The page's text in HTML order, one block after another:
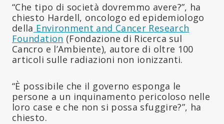
“Che tipo di società dovremmo avere?”, ha
chiesto Hardell, oncologo ed epidemiologo
della Environment and Cancer Research
Foundation (Fondazione di Ricerca sul
Cancro e l’Ambiente), autore di oltre 100
articoli sulle radiazioni non ionizzanti.
“È possibile che il governo esponga le
persone a un inquinamento pericoloso nelle
loro case e che non si possa sfuggire?”, ha
chiesto.